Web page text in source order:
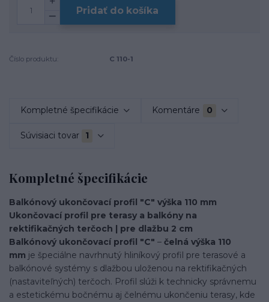
Pridať do košíka
Číslo produktu: C 110-1
Kompletné špecifikácie Komentáre 0
Súvisiaci tovar 1
Kompletné špecifikácie
Balkónový ukončovací profil "C" výška 110 mm
Ukončovací profil pre terasy a balkóny na
rektifikačných terčoch | pre dlažbu 2 cm
Balkónový ukončovací profil "C" – čelná výška 110
mm je špeciálne navrhnutý hliníkový profil pre terasové a
balkónové systémy s dlažbou uloženou na rektifikačných
(nastaviteľných) terčoch. Profil slúži k technicky správnemu
a estetickému bočnému aj čelnému ukončeniu terasy, kde